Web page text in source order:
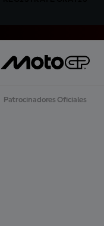
Patrocinadores Oficiales